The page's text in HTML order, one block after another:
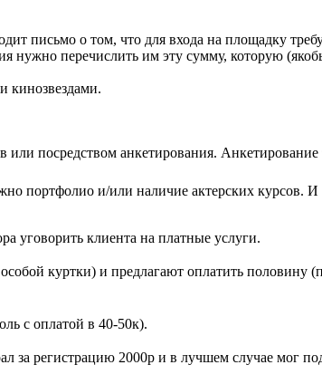
письмо о том, что для входа на площадку
нужно перечислить им эту сумму, которую
кинозвездами.
посредством анкетирования.
портфолио и/или наличие актерских курсов.
уговорить клиента на платные услуги.
куртки) и предлагают оплатить половину
с оплатой в 40-50к).
за регистрацию 2000р и в лучшем случае мог